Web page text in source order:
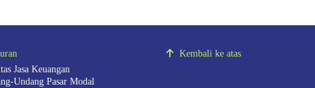
Jasa Keuangan
Undang Pasar Modal
Kembali ke atas